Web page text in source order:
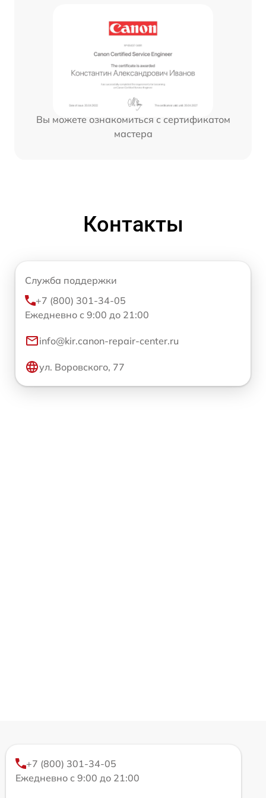
Вы можете ознакомиться с сертификатом
мастера
Контакты
Служба поддержки
+7 (800) 301-34-05
Ежедневно с 9:00 до 21:00
info@kir.canon-repair-center.ru
ул. Воровского, 77
+7 (800) 301-34-05
Ежедневно с 9:00 до 21:00